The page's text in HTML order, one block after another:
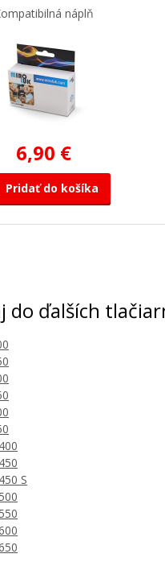
náplň
6,90 €
Pridať do košíka
Kompatibilná náplň
6,90 €
Pridať do košíka
náplní s Canon
do ďalších
S